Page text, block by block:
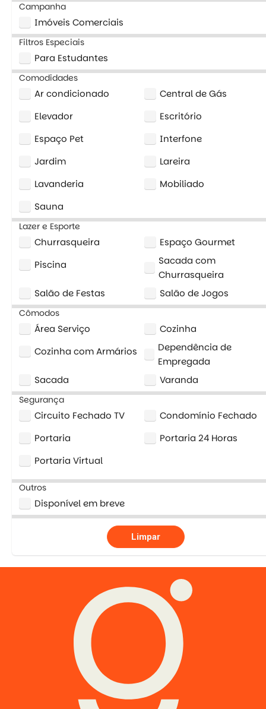
Campanha
Imóveis Comerciais
Filtros Especiais
Para Estudantes
Comodidades
Ar condicionado
Central de Gás
Elevador
Escritório
Espaço Pet
Interfone
Jardim
Lareira
Lavanderia
Mobiliado
Sauna
Lazer e Esporte
Churrasqueira
Espaço Gourmet
Piscina
Sacada com
Churrasqueira
Salão de Festas
Salão de Jogos
Cômodos
Área Serviço
Cozinha
Cozinha com Armários
Dependência de
Empregada
Sacada
Varanda
Segurança
Circuito Fechado TV
Condomínio Fechado
Portaria
Portaria 24 Horas
Portaria Virtual
Outros
Disponível em breve
Limpar